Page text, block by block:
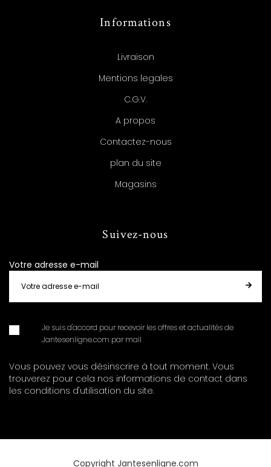
Informations
Livraison
Mentions legales
C.G.V.
A propos
Contactez-nous
plan du site
Magasins
Suivez-nous
Votre adresse e-mail
Je suis d'accord pour recevoir les offres et actualités de
Jantesenligne.com par mail
Vous pouvez vous désinscrire à tout moment. Vous
trouverez pour cela nos informations de contact dans
les conditions d'utilisation du site.
Copyright Jantesenligne.com